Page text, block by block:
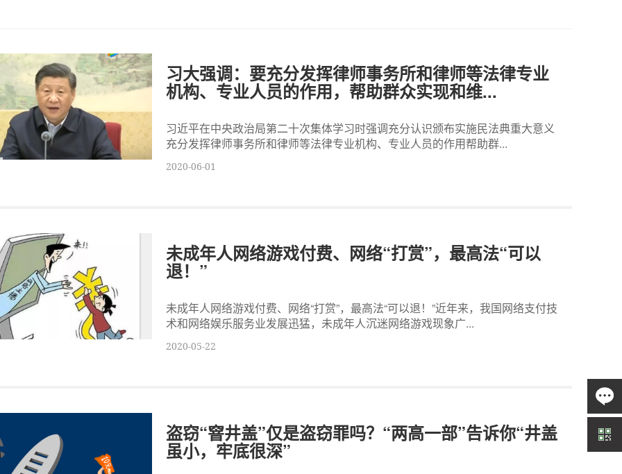
习大强调：要充分发挥律师事务所和律师等法律专业
机构、专业人员的作用，帮助群众实现和维...
习近平在中央政治局第二十次集体学习时强调充分认识颁布实施民法典重大意义
充分发挥律师事务所和律师等法律专业机构、专业人员的作用帮助群...
2020-06-01
未成年人网络游戏付费、网络“打赏”，最高法“可以
退！”
未成年人网络游戏付费、网络“打赏”，最高法“可以退！”近年来，我国网络支付技
术和网络娱乐服务业发展迅猛，未成年人沉迷网络游戏现象广...
2020-05-22
盗窃“窨井盖”仅是盗窃罪吗？“两高一部”告诉你“井盖
虽小，牢底很深”